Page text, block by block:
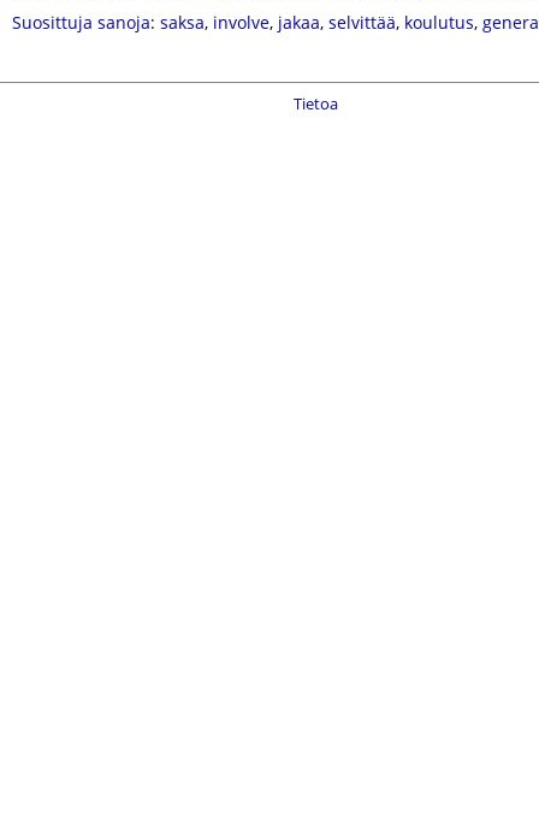
Suosittuja sanoja: saksa, involve, jakaa, selvittää, koulutus,
Tietoa